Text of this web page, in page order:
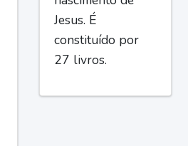
Jesus. É
constituído por
27 livros.